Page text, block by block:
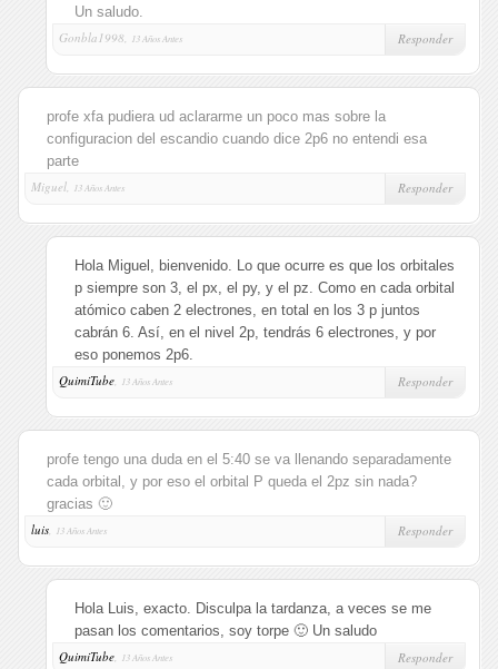
Un saludo.
Gonbla1998,
13 Años Antes Responder
profe xfa pudiera ud aclararme un poco mas sobre la
configuracion del escandio cuando dice 2p6 no entendi esa
parte
Miguel,
13 Años Antes Responder
Hola Miguel, bienvenido. Lo que ocurre es que los orbitales
p siempre son 3, el px, el py, y el pz. Como en cada orbital
atómico caben 2 electrones, en total en los 3 p juntos
cabrán 6. Así, en el nivel 2p, tendrás 6 electrones, y por
eso ponemos 2p6.
QuimiTube, 13 Años Antes Responder
profe tengo una duda en el 5:40 se va llenando separadamente
cada orbital, y por eso el orbital P queda el 2pz sin nada?
gracias 🙂
luis, 13 Años Antes Responder
Hola Luis, exacto. Disculpa la tardanza, a veces se me
pasan los comentarios, soy torpe 🙂 Un saludo
QuimiTube, 13 Años Antes Responder